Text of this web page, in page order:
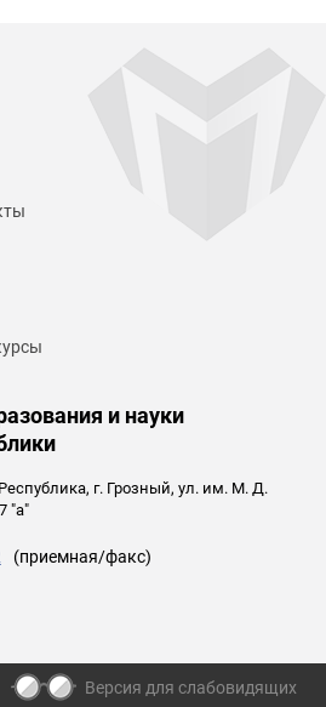
и науки
г. Грозный, ул. им. М. Д.
"а"
(приемная/факс)
Версия для слабовидящих